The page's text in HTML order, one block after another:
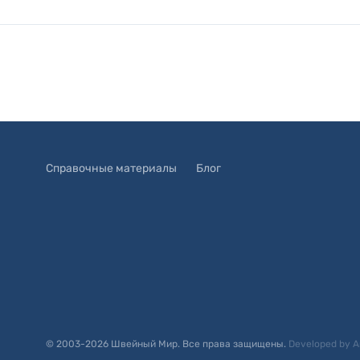
Справочные материалы Блог
© 2003-2026 Швейный Мир. Все права защищены. Developed by